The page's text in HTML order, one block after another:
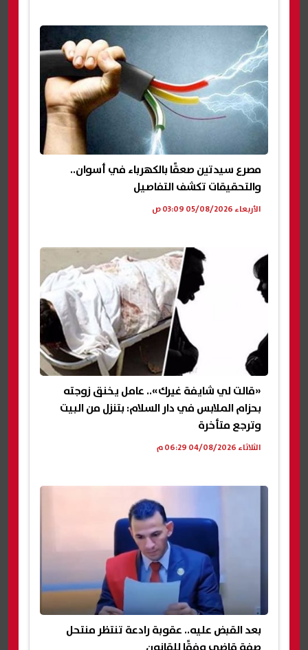
مصرع سيدتين صعقًا بالكهرباء في أسوان..
والتحقيقات تكشف التفاصيل
الأربعاء 05/08/2026 03:09 ص
«قالت لي شايفة غيرك».. عامل يخنق زوجته
بحزام الملابس في دار السلام: بتنزل من البيت
وترجع متأخرة
الثلاثاء 04/08/2026 06:29 م
بعد القبض عليه.. عقوبة رادعة تنتظر منتحل